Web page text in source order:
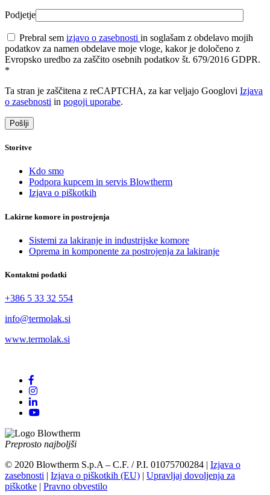
Podjetje
Prebral sem izjavo o zasebnosti in soglašam z obdelavo mojih
podatkov za namen obdelave moje vloge, kakor je določeno z
Evropsko uredbo za zaščito osebnih podatkov št. 679/2016 GDPR.
*
Ta stran je zaščitena z reCAPTCHA, za kar veljajo Googlovi Izjava
o zasebnosti in pogoji uporabe.
Storitve
Kdo smo
Podpora kupcem in servis Blowtherm
Izjava o piškotkih
Lakirne komore in postrojenja
Sistemi za lakiranje in industrijske komore
Oprema in komponente za postrojenja za lakiranje
Kontaktni podatki
+386 5 33 32 554
info@termolak.si
www.termolak.si
Preprosto najboljši
© 2020 Blowtherm S.p.A – C.F. / P.I. 01075700284 | Izjava o
zasebnosti | Izjava o piškotkih (EU) | Upravljaj dovoljenja za
piškotke | Pravno obvestilo